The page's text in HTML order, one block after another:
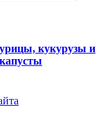
кукурузы и
капусты